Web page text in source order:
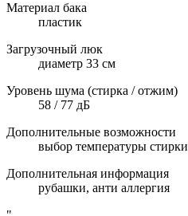
Материал бака
пластик
Загрузочный люк
диаметр 33 см
Уровень шума (стирка / отжим)
58 / 77 дБ
Дополнительные возможности
выбор температуры стирки
Дополнительная информация
рубашки, анти аллергия